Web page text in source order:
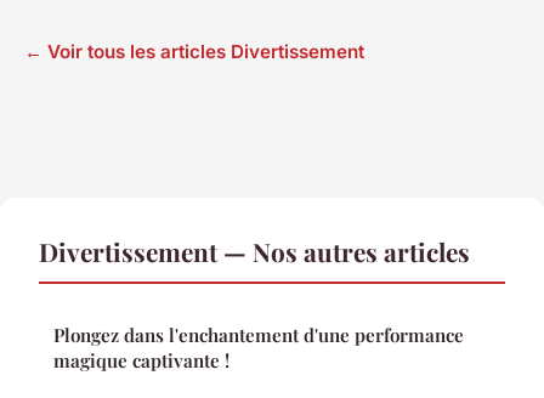
← Voir tous les articles Divertissement
Divertissement — Nos autres articles
Plongez dans l'enchantement d'une performance
magique captivante !